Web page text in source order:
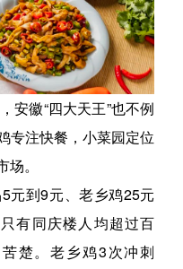
安徽“四大天王”也不例
专注快餐，小菜园定位
。
元到9元、老乡鸡25元
有同庆楼人均超过百
楚。老乡鸡3次冲刺